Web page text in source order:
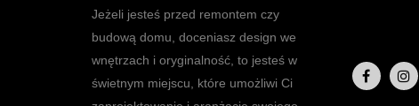
Jeżeli jesteś przed remontem czy
budową domu, doceniasz design we
wnętrzach i oryginalność, to jesteś w
świetnym miejscu, które umożliwi Ci